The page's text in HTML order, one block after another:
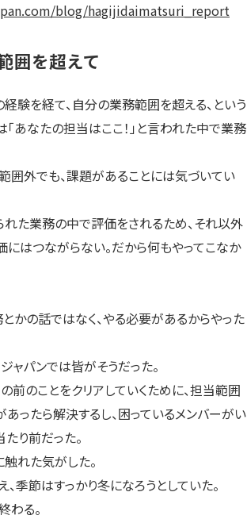
blog/hagijidaimatsuri_report
囲を超えて
験を経て、自分の業務範囲を超える、という
「あなたの担当はここ！」と言われた中で業務
囲外でも、課題があることには気づいてい
れた業務の中で評価をされるため、それ以外
にはつながらない。だから何もやってこなか
かの話ではなく、やる必要があるからやった
ャパンでは皆がそうだった。
前のことをクリアしていくために、担当範囲
あったら解決するし、困っているメンバーがい
り前だった。
れた気がした。
季節はすっかり冬になろうとしていた。
わる。